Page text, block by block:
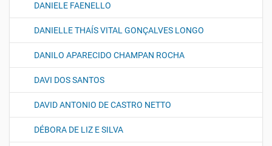
DANIELE FAENELLO
DANIELLE THAÍS VITAL GONÇALVES LONGO
DANILO APARECIDO CHAMPAN ROCHA
DAVI DOS SANTOS
DAVID ANTONIO DE CASTRO NETTO
DÉBORA DE LIZ E SILVA